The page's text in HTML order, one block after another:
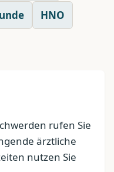
HNO
rufen Sie
ärztliche
nutzen Sie